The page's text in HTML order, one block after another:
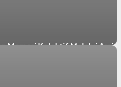
Memori Kolektif Melalui Arsip